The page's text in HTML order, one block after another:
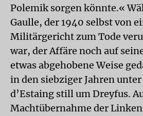
Polemik sorgen könnte.«
Gaulle, der 1940 selbst von
Militärgericht zum Tode
war, der Affäre noch auf
etwas abgehobene Weise
in den siebziger Jahren
d’Estaing still um Dreyfus.
Machtübernahme der